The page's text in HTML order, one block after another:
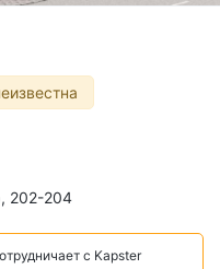
202-204
с Kapster